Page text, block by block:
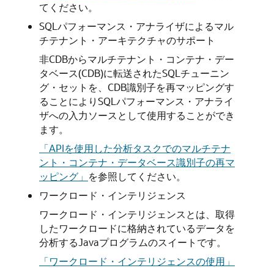
てください。
SQLパフォーマンス・アナライザによるマル
チテナント・アーキテクチャのサポート
非CDBからマルチテナント・コンテナ・デー
タベース(CDB)に転送されたSQLチューニン
グ・セットを、CDB識別子を再マッピングす
ることによりSQLパフォーマンス・アナライ
ザへの入力ソースとして使用することができ
ます。
「APIを使用した分析タスクでのマルチテナ
ント・コンテナ・データベース識別子の再マ
ッピング」 を参照してください。
ワークロード・インテリジェンス
ワークロード・インテリジェンスとは、取得
したワークロードに格納されているデータを
分析するJavaプログラムのスイートです。
「ワークロード・インテリジェンスの使用」